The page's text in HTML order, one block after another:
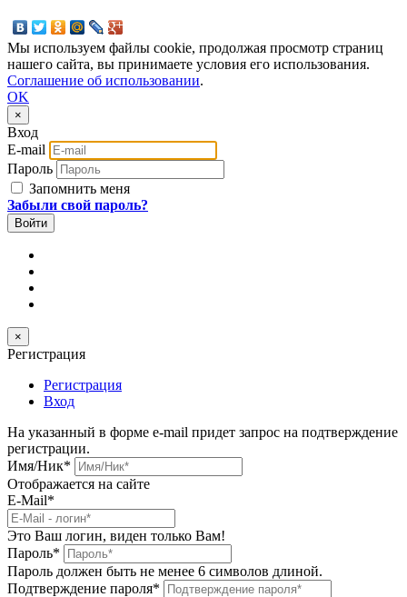
Мы используем файлы cookie, продолжая просмотр страниц
нашего сайта, вы принимаете условия его использования.
Соглашение об использовании.
OK
×
Вход
E-mail
Пароль
Запомнить меня
Забыли свой пароль?
×
Регистрация
Регистрация
Вход
На указанный в форме e-mail придет запрос на подтверждение
регистрации.
Имя/Ник*
Отображается на сайте
E-Mail*
Это Ваш логин, виден только Вам!
Пароль*
Пароль должен быть не менее 6 символов длиной.
Подтверждение пароля*